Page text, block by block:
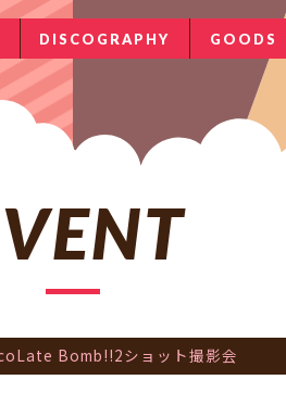
DISCOGRAPHY GOODS
Bomb!!2ショット撮影会